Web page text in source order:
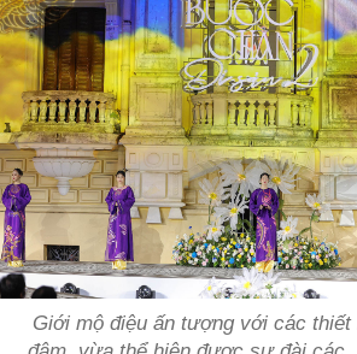
Giới mộ điệu ấn tượng với các